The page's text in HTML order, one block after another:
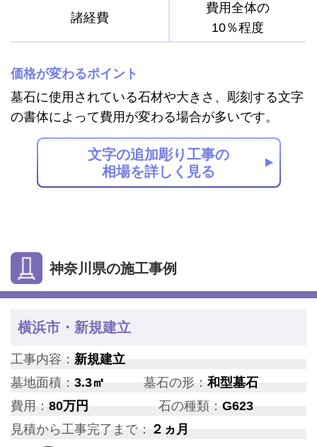
諸経費
費用全体の
10％程度
価格が変わるポイント
墓石に使用されている石材や大きさ、彫刻する文字
の書体によって費用が変わる場合が多いです。
文字の追加彫り工事の
相場を詳しく見る
神奈川県の施工事例
横浜市・新規建立
工事内容： 新規建立
墓地面積： 3.3㎡ 墓石の形：和型墓石
費用： 80万円 石の種類： G623
見積から工事完了まで： ２ヵ月